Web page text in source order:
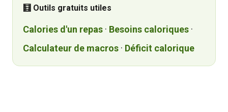
🧮 Outils gratuits utiles
Calories d'un repas · Besoins caloriques ·
Calculateur de macros · Déficit calorique